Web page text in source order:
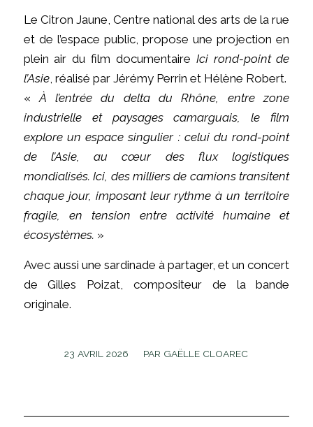
Le Citron Jaune, Centre national des arts de la rue
et de l’espace public, propose une projection en
plein air du film documentaire Ici rond-point de
l’Asie, réalisé par Jérémy Perrin et Hélène Robert.
«À l’entrée du delta du Rhône, entre zone
industrielle et paysages camarguais, le film
explore un espace singulier : celui du rond-point
de l’Asie, au cœur des flux logistiques
mondialisés. Ici, des milliers de camions transitent
chaque jour, imposant leur rythme à un territoire
fragile, en tension entre activité humaine et
écosystèmes. »
Avec aussi une sardinade à partager, et un concert
de Gilles Poizat, compositeur de la bande
originale.
23 AVRIL 2026
/ PAR GAËLLE CLOAREC